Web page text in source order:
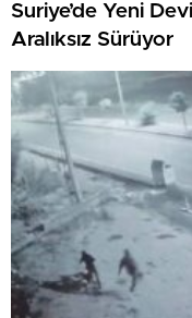
Suriye’de Yeni
Aralıksız Sürüyor